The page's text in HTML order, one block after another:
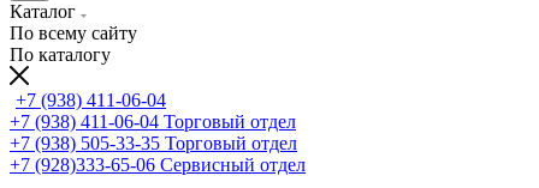
Каталог
По всему сайту
По каталогу
+7 (938) 411-06-04
+7 (938) 411-06-04 Торговый отдел
+7 (938) 505-33-35 Торговый отдел
+7 (928)333-65-06 Сервисный отдел